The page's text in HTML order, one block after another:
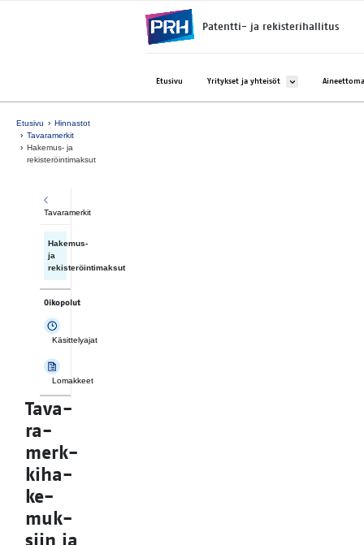
Patentti- ja rekisterihallitus
Etusivu Yritykset ja yhteisöt Avaa alavalikko
Etusivu
Hinnastot
Tavaramerkit
Hakemus- ja
rekisteröintimaksut
Ta­va­
ra­
merk­
ki­ha­
ke­
muk­
siin ja
Tavaramerkit
Hakemus-
ja
rekisteröintimaksut
Oikopolut
Käsittelyajat
Lomakkeet